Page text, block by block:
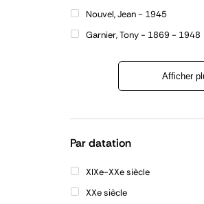
Nouvel, Jean - 1945
Garnier, Tony - 1869 - 1948
Afficher
la
Par datation
XIXe-XXe siècle
XXe siècle